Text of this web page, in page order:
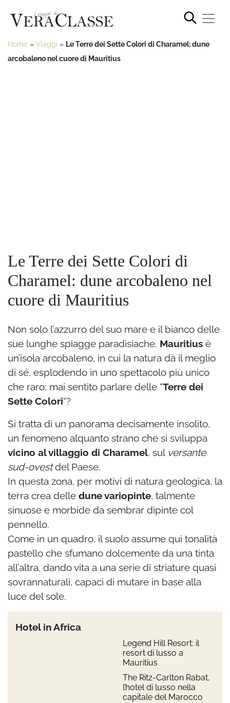
Home » Viaggi » Le Terre dei Sette Colori di Charamel: dune
arcobaleno nel cuore di Mauritius
Le Terre dei Sette Colori di
Charamel: dune arcobaleno nel
cuore di Mauritius
Non solo l’azzurro del suo mare e il bianco delle
sue lunghe spiagge paradisiache. Mauritius è
un’isola arcobaleno, in cui la natura dà il meglio
di sé, esplodendo in uno spettacolo più unico
che raro: mai sentito parlare delle “Terre dei
Sette Colori“?
Si tratta di un panorama decisamente insolito,
un fenomeno alquanto strano che si sviluppa
vicino al villaggio di Charamel, sul versante
sud-ovestdel Paese.
In questa zona, per motivi di natura geologica, la
terra crea delle dune variopinte, talmente
sinuose e morbide da sembrar dipinte col
pennello.
Come in un quadro, il suolo assume qui tonalità
pastello che sfumano dolcemente da una tinta
all’altra, dando vita a una serie di striature quasi
sovrannaturali, capaci di mutare in base alla
luce del sole.
Hotel in Africa
Legend Hill Resort: il
resort di lusso a
Mauritius
The Ritz-Carlton Rabat,
l’hotel di lusso nella
capitale del Marocco